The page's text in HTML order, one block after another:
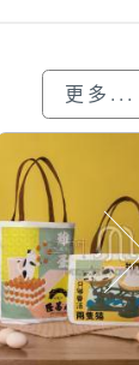
更多...